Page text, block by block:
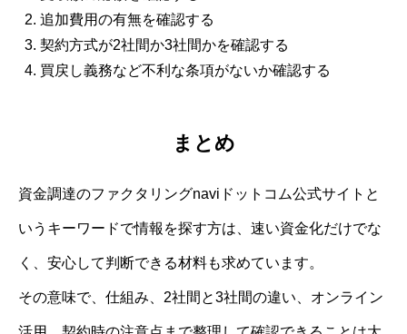
追加費用の有無を確認する
契約方式が2社間か3社間かを確認する
買戻し義務など不利な条項がないか確認する
まとめ
資金調達のファクタリングnaviドットコム公式サイトと
いうキーワードで情報を探す方は、速い資金化だけでな
く、安心して判断できる材料も求めています。
その意味で、仕組み、2社間と3社間の違い、オンライン